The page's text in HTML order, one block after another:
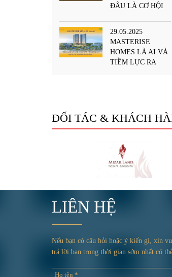
ĐÂU LÀ CƠ HỘI
BIẾT?
29.05.2025
MASTERISE
HOMES LÀ AI VÀ
TIỀM LỰC RA
ĐỐI TÁC & KHÁCH
LIÊN HỆ
Nếu bạn có câu hỏi hoặc ý kiến gì, xin
trả lời bạn trong thời gian sớm nhất có